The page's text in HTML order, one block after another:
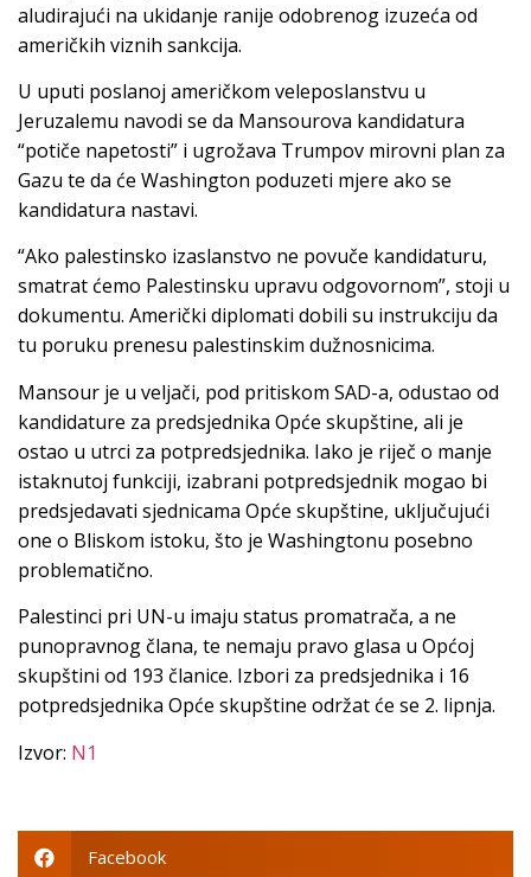
aludirajući na ukidanje ranije odobrenog izuzeća od
američkih viznih sankcija.
U uputi poslanoj američkom veleposlanstvu u
Jeruzalemu navodi se da Mansourova kandidatura
“potiče napetosti” i ugrožava Trumpov mirovni plan za
Gazu te da će Washington poduzeti mjere ako se
kandidatura nastavi.
“Ako palestinsko izaslanstvo ne povuče kandidaturu,
smatrat ćemo Palestinsku upravu odgovornom”, stoji u
dokumentu. Američki diplomati dobili su instrukciju da
tu poruku prenesu palestinskim dužnosnicima.
Mansour je u veljači, pod pritiskom SAD-a, odustao od
kandidature za predsjednika Opće skupštine, ali je
ostao u utrci za potpredsjednika. Iako je riječ o manje
istaknutoj funkciji, izabrani potpredsjednik mogao bi
predsjedavati sjednicama Opće skupštine, uključujući
one o Bliskom istoku, što je Washingtonu posebno
problematično.
Palestinci pri UN-u imaju status promatrača, a ne
punopravnog člana, te nemaju pravo glasa u Općoj
skupštini od 193 članice. Izbori za predsjednika i 16
potpredsjednika Opće skupštine održat će se 2. lipnja.
Izvor: N1
Facebook